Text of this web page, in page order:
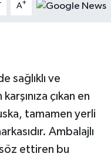
- A+
sağlıklı ve
çıkan en
tamamen yerli
Ambalajlı
söz ettiren bu